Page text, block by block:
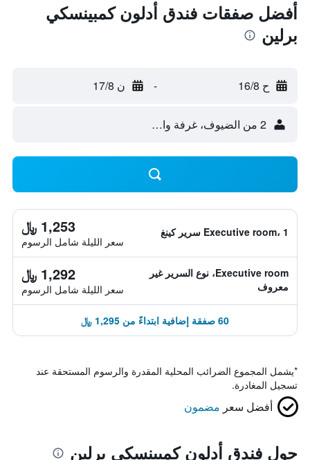
أفضل صفقات فندق أدلون كمبينسكي
برلين
ح 16/8 - ن 17/8
2 من الضيوف، غرفة واحدة
Executive room، 1 سرير كينغ 1,253 ﷼
سعر الليلة شامل الرسوم
Executive room، نوع السرير غير
معروف
1,292 ﷼
سعر الليلة شامل الرسوم
60 صفقة إضافية ابتداءً من 1,295 ﷼
*يشمل المجموع الضرائب المحلية المقدرة والرسوم المستحقة عند
تسجيل المغادرة.
أفضل سعر مضمون
حول فندق أدلون كمبينسكي برلين